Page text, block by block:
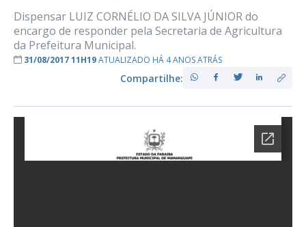
Dispensar LUIZ CORNÉLIO DA SILVA JÚNIOR do
encargo de responder pela Secretaria de Agricultura
da Prefeitura Municipal.
31/08/2017 11H19ATUALIZADO HÁ 4 ANOS ATRÁS
Compartilhe: